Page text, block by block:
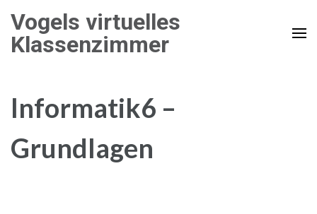
Inhalt
springen
Vogels virtuelles
Klassenzimmer
Informatik6 –
Grundlagen